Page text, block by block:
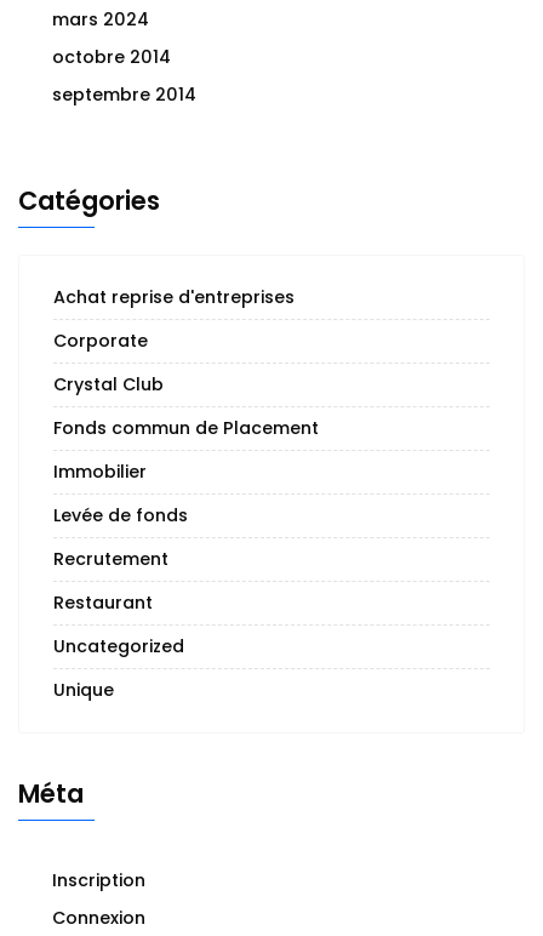
mars 2024
octobre 2014
septembre 2014
Catégories
Achat reprise d'entreprises
Corporate
Crystal Club
Fonds commun de Placement
Immobilier
Levée de fonds
Recrutement
Restaurant
Uncategorized
Unique
Méta
Inscription
Connexion